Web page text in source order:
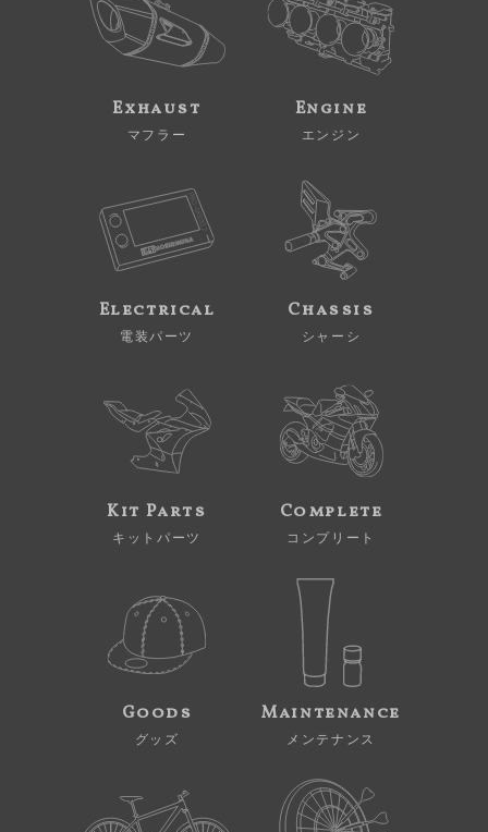
Exhaust
マフラー
Engine
エンジン
Electrical
電装パーツ
Chassis
シャーシ
Kit Parts
キットパーツ
Complete
コンプリート
Goods
グッズ
Maintenance
メンテナンス